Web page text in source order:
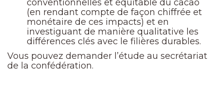
conventionnelles et équitable du cacao
(en rendant compte de façon chiffrée et
monétaire de ces impacts) et en
investiguant de manière qualitative les
différences clés avec le filières durables.
Vous pouvez demander l’étude au secrétariat
de la confédération.